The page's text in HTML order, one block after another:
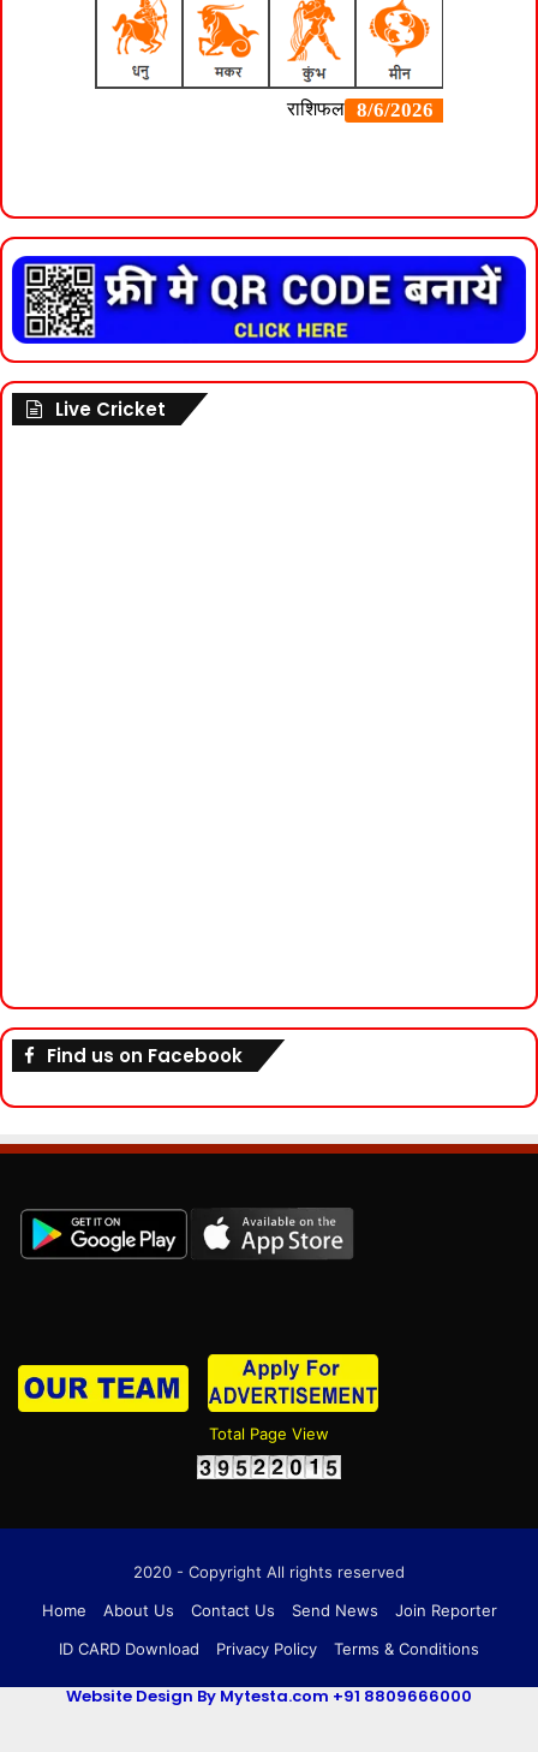
Live Cricket
Find us on Facebook
Total Page View
2020 - Copyright All rights reserved
Home
About Us Contact Us Send News
Join Reporter
ID CARD Download
Privacy Policy Terms & Conditions
Website Design By Mytesta.com +91 8809666000